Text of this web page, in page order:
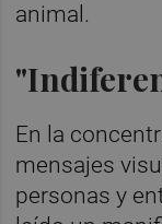
animal.
En la
mensajes
personas y